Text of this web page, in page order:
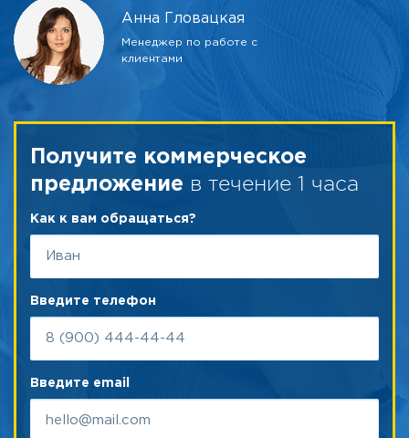
Анна Гловацкая
Менеджер по работе с
клиентами
Получите коммерческое
предложение в течение 1 часа
Как к вам обращаться?
Введите телефон
Введите email